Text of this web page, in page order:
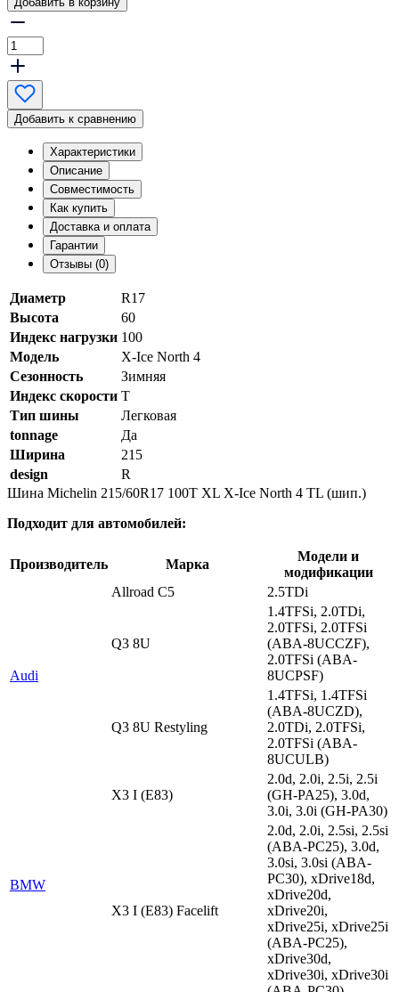
Добавить к сравнению
Характеристики
Описание
Совместимость
Как купить
Доставка и оплата
Гарантии
Отзывы (0)
Диаметр
R17
Высота
60
Индекс нагрузки 100
Модель
X-Ice North 4
Сезонность
Зимняя
Индекс скорости T
Тип шины
Легковая
tonnage
Да
Ширина
215
design
R
Шина Michelin 215/60R17 100T XL X-Ice North 4 TL (шип.)
Подходит для автомобилей:
Производитель Марка
Модели и
модификации
Audi
Allroad C5 2.5TDi
Q3 8U
1.4TFSi, 2.0TDi,
2.0TFSi, 2.0TFSi
(ABA-8UCCZF),
2.0TFSi (ABA-
8UCPSF)
Q3 8U Restyling
1.4TFSi, 1.4TFSi
(ABA-8UCZD),
2.0TDi, 2.0TFSi,
2.0TFSi (ABA-
8UCULB)
BMW
X3 I (E83)
2.0d, 2.0i, 2.5i, 2.5i
(GH-PA25), 3.0d,
3.0i, 3.0i (GH-PA30)
X3 I (E83) Facelift
2.0d, 2.0i, 2.5si, 2.5si
(ABA-PC25), 3.0d,
3.0si, 3.0si (ABA-
PC30), xDrive18d,
xDrive20d,
xDrive20i,
xDrive25i, xDrive25i
(ABA-PC25),
xDrive30d,
xDrive30i, xDrive30i